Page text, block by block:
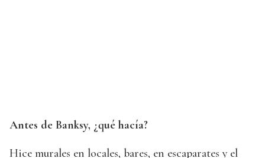
Antes de Banksy, ¿qué hacía?
Hice murales en locales, bares, en escaparates y el